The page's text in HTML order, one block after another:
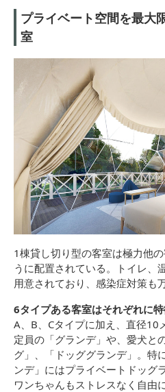
プライベート空間を最大
室
1棟貸し切り型の客室は極力他
うに配置されている。トイレ、
用意されており、感染症対策も
6タイプある客室はそれぞれに特
A、B、Cタイプに加え、直径10
定員の「グランデ」や、愛犬と
グ」、「ドッググランデ」。特
ンデ」にはプライベートドッグ
ワンちゃんもストレスなく自由